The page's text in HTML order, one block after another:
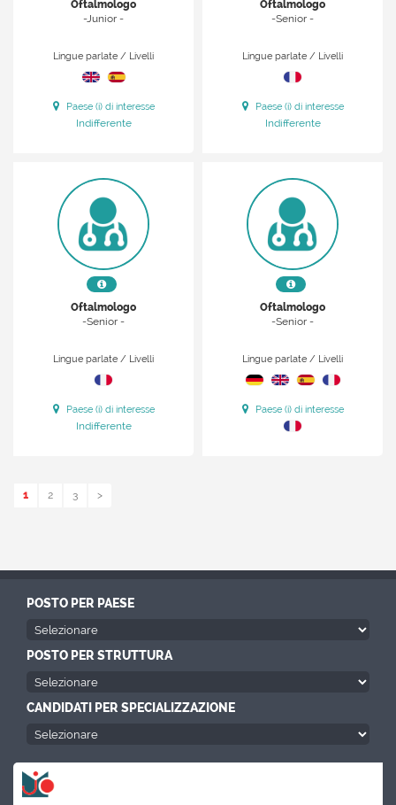
Oftalmologo
-Junior -
Lingue parlate / Livelli
Paese (i) di interesse
Indifferente
Oftalmologo
-Senior -
Lingue parlate / Livelli
Paese (i) di interesse
Indifferente
Oftalmologo
-Senior -
Lingue parlate / Livelli
Paese (i) di interesse
Indifferente
Oftalmologo
-Senior -
Lingue parlate / Livelli
Paese (i) di interesse
1 2 3 >
POSTO PER PAESE
POSTO PER STRUTTURA
CANDIDATI PER SPECIALIZZAZIONE